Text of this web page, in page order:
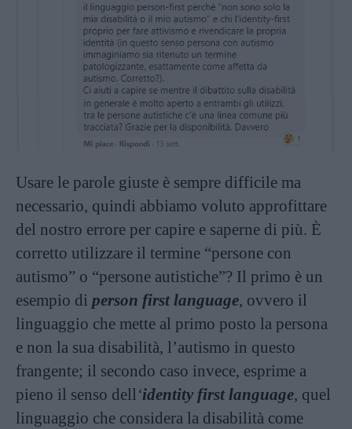
Usare le parole giuste è sempre difficile ma
necessario, quindi abbiamo voluto approfittare
del nostro errore per capire e saperne di più. È
corretto utilizzare il termine “persone con
autismo” o “persone autistiche”? Il primo è un
esempio di person first language, ovvero il
linguaggio che mette al primo posto la persona
e non la sua disabilità, l’autismo in questo
frangente; il secondo caso invece, esprime a
pieno il senso dell‘identity first language, quel
linguaggio che considera la disabilità come